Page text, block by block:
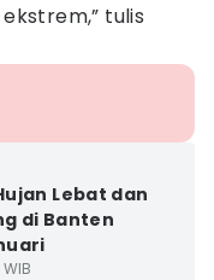
tulis
Lebat dan
di Banten